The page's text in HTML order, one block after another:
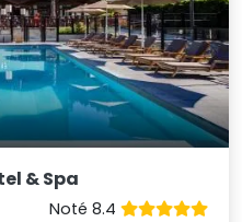
& Spa
Noté 8.4